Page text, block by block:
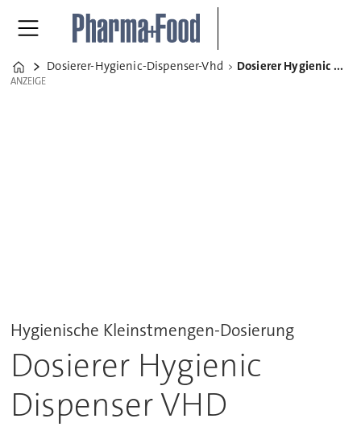
Home
Dosierer-Hygienic-Dispenser-Vhd Dosierer Hygienic Dispenser VHD
ANZEIGE
ANZEIGE
Hygienische Kleinstmengen-Dosierung
Dosierer Hygienic
Dispenser VHD